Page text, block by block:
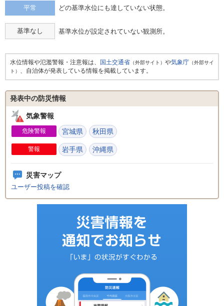
平常 どの基準水位にも達していない状態。
基準なし 基準水位が設定されていない観測所。
水位情報や氾濫警報・注意報は、 国土交通省 （外部サイト） や気象庁 （外部サイ
ト） 、自治体が発表している情報を掲載しています。
発表中の防災情報
気象警報
危険警報 宮城県 秋田県
警報 岩手県 沖縄県
災害マップ
ユーザー投稿を確認